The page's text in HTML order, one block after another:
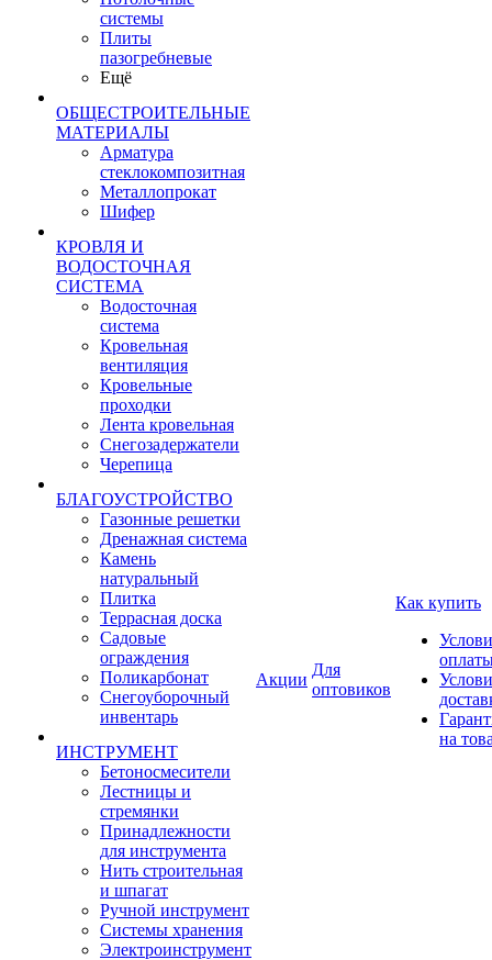
системы
Плиты
пазогребневые
Ещё
ОБЩЕСТРОИТЕЛЬНЫЕ
МАТЕРИАЛЫ
Арматура
стеклокомпозитная
Металлопрокат
Шифер
КРОВЛЯ И
ВОДОСТОЧНАЯ
СИСТЕМА
Водосточная
система
Кровельная
вентиляция
Кровельные
проходки
Лента кровельная
Снегозадержатели
Черепица
БЛАГОУСТРОЙСТВО
Газонные решетки
Дренажная система
Камень
натуральный
Плитка
Террасная доска
Садовые
ограждения
Поликарбонат
Снегоуборочный
инвентарь
ИНСТРУМЕНТ
Бетоносмесители
Лестницы и
стремянки
Принадлежности
для инструмента
Нить строительная
и шпагат
Ручной инструмент
Системы хранения
Электроинструмент
Акции
Для
оптовиков
Как купить
на